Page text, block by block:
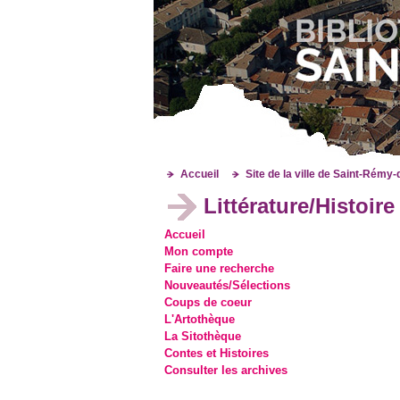
Littérature/Histoire
Accueil Site de la ville de Saint-
Accueil
Mon compte
Faire une recherche
Nouveautés/Sélections
Coups de coeur
L'Artothèque
La Sitothèque
Contes et Histoires
Consulter les archives